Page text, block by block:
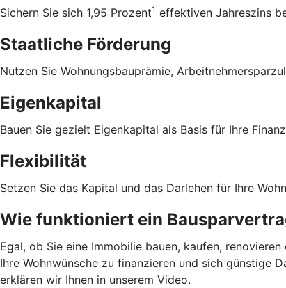
Sichern Sie sich 1,95 Prozent1 effektiven Jahreszins
Staatliche Förderung
Nutzen Sie Wohnungsbauprämie,
Eigenkapital
Bauen Sie gezielt Eigenkapital als Basis für Ihre
Flexibilität
Setzen Sie das Kapital und das Darlehen für Ihre
Wie funktioniert ein
Egal, ob Sie eine Immobilie bauen, kaufen,
Ihre Wohnwünsche zu finanzieren und sich günstige
erklären wir Ihnen in unserem Video.